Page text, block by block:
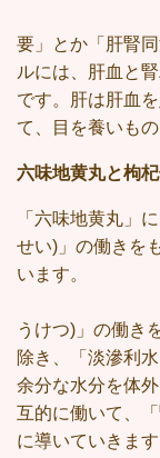
少し難し
要」とか「肝腎
ルには、肝血と
です。肝は肝血
て、目を養いも
六味地黄丸と枸
「六味地黄丸」
せい)」の働きを
い
そして、
うけつ)」の働き
除き、「淡滲利
余分な水分
互的に働いて、
に導いていき